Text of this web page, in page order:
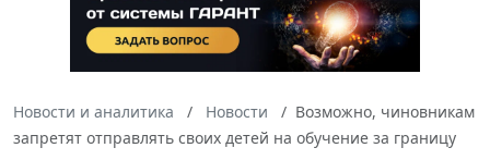
Новости и аналитика Новости
Возможно, чиновникам
запретят отправлять своих детей на обучение за границу